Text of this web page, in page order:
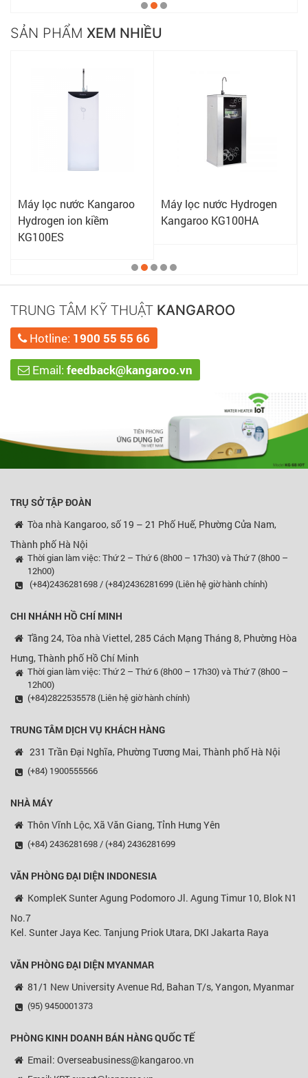
SẢN PHẨM XEM NHIỀU
Máy lọc nước Kangaroo
Hydrogen ion kiềm
KG100ES
Máy lọc nước Hydrogen
Kangaroo KG100HA
TRUNG TÂM KỸ THUẬT KANGAROO
Hotline: 1900 55 55 66
Email: feedback@kangaroo.vn
TRỤ SỞ TẬP ĐOÀN
Tòa nhà Kangaroo, số 19 – 21 Phố Huế, Phường Cửa Nam,
Thành phố Hà Nội
Thời gian làm việc: Thứ 2 – Thứ 6 (8h00 – 17h30) và Thứ 7 (8h00 –
12h00)
(+84)2436281698 / (+84)2436281699 (Liên hệ giờ hành chính)
CHI NHÁNH HỒ CHÍ MINH
Tầng 24, Tòa nhà Viettel, 285 Cách Mạng Tháng 8, Phường Hòa
Hưng, Thành phố Hồ Chí Minh
Thời gian làm việc: Thứ 2 – Thứ 6 (8h00 – 17h30) và Thứ 7 (8h00 –
12h00)
(+84)2822535578 (Liên hệ giờ hành chính)
TRUNG TÂM DỊCH VỤ KHÁCH HÀNG
231 Trần Đại Nghĩa, Phường Tương Mai, Thành phố Hà Nội
(+84) 1900555566
NHÀ MÁY
Thôn Vĩnh Lộc, Xã Văn Giang, Tỉnh Hưng Yên
(+84) 2436281698 / (+84) 2436281699
VĂN PHÒNG ĐẠI DIỆN INDONESIA
KompleK Sunter Agung Podomoro Jl. Agung Timur 10, Blok N1
No.7
Kel. Sunter Jaya Kec. Tanjung Priok Utara, DKI Jakarta Raya
VĂN PHÒNG ĐẠI DIỆN MYANMAR
81/1 New University Avenue Rd, Bahan T/s, Yangon, Myanmar
(95) 9450001373
PHÒNG KINH DOANH BÁN HÀNG QUỐC TẾ
Email: Overseabusiness@kangaroo.vn